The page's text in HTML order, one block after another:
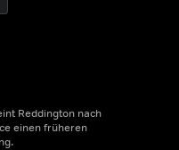
Reddington nach
einen früheren